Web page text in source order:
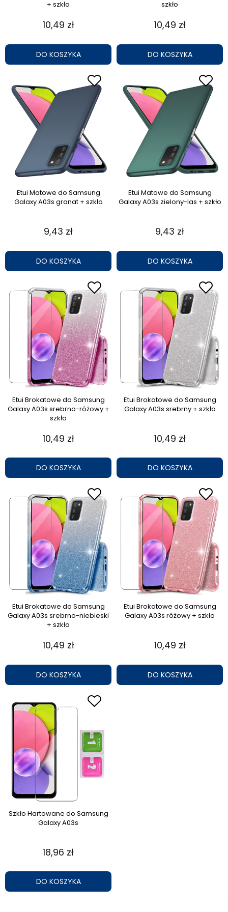
+ szkło
10,49 zł
DO KOSZYKA
szkło
10,49 zł
DO KOSZYKA
Etui Matowe do Samsung
Galaxy A03s granat + szkło
9,43 zł
DO KOSZYKA
Etui Matowe do Samsung
Galaxy A03s zielony-las + szkło
9,43 zł
DO KOSZYKA
Etui Brokatowe do Samsung
Galaxy A03s srebrno-różowy +
szkło
10,49 zł
DO KOSZYKA
Etui Brokatowe do Samsung
Galaxy A03s srebrny + szkło
10,49 zł
DO KOSZYKA
Etui Brokatowe do Samsung
Galaxy A03s srebrno-niebieski
+ szkło
10,49 zł
DO KOSZYKA
Etui Brokatowe do Samsung
Galaxy A03s różowy + szkło
10,49 zł
DO KOSZYKA
Szkło Hartowane do Samsung
Galaxy A03s
18,96 zł
DO KOSZYKA